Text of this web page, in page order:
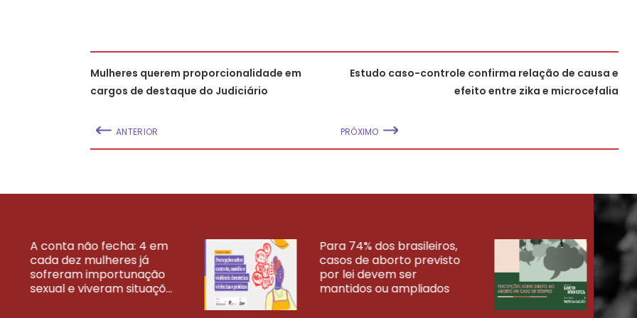
Mulheres querem proporcionalidade em
cargos de destaque do Judiciário
ANTERIOR
Estudo caso-controle confirma relação de causa e
efeito entre zika e microcefalia
PRÓXIMO
A conta não fecha: 4 em
cada dez mulheres já
sofreram importunação
sexual e viveram situaçõ...
Para 74% dos brasileiros,
casos de aborto previsto
por lei devem ser
mantidos ou ampliados
VEJA MAIS PESQUISAS